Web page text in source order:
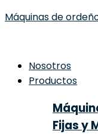
Máquinas de
Nosotros
Productos
Fijas y